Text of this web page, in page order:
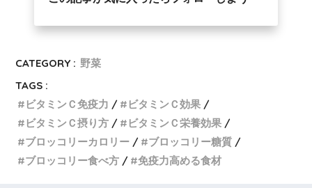
CATEGORY : 野菜
TAGS :
ビタミンＣ免疫力
ビタミンＣ効果
ビタミンＣ摂り方
ビタミンＣ栄養効果
ブロッコリーカロリー
ブロッコリー糖質
ブロッコリー食べ方
免疫力高める食材